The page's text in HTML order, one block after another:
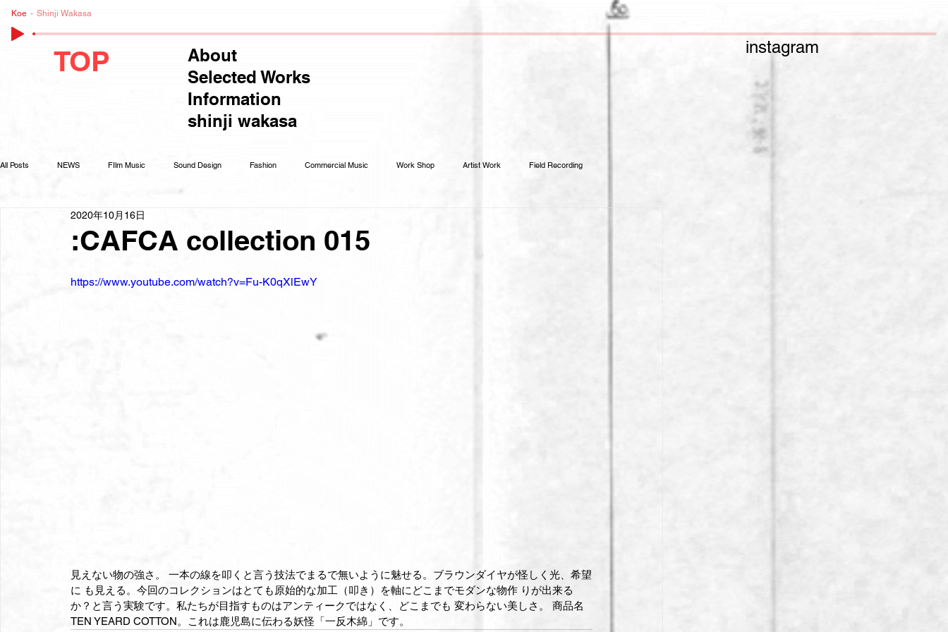
TOP
About
Selected Works
Information
shinji wakasa
instagram
Koe Shinji Wakasa
All Posts NEWS FIlm Music Sound Design Fashion Commercial Music Work Shop Artist Work Field Recording
:CAFCA collection 015
2020年10月16日
https://www.youtube.com/watch?v=Fu-K0qXlEwY
見えない物の強さ。 一本の線を叩くと言う技法でまるで無いように魅せる。ブラウンダイヤが怪しく光、希望
に も見える。今回のコレクションはとても原始的な加工（叩き）を軸にどこまでモダンな物作 りが出来る
か？と言う実験です。私たちが目指すものはアンティークではなく、どこまでも 変わらない美しさ。 商品名
TEN YEARD COTTON。これは鹿児島に伝わる妖怪「一反木綿」です。